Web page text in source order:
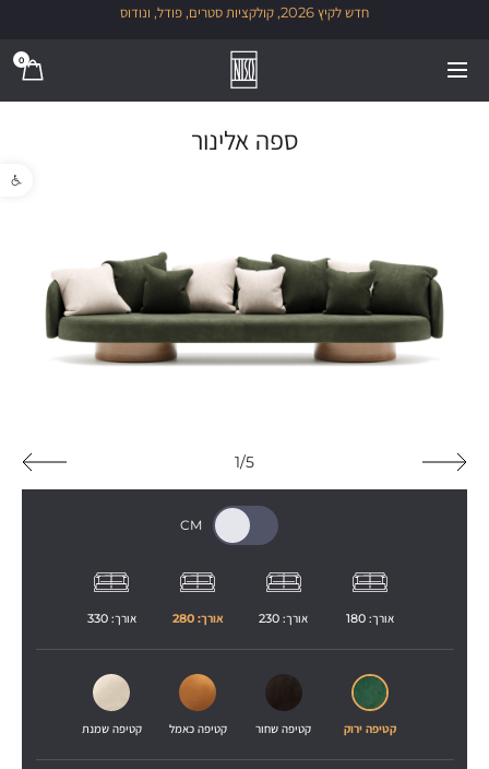
פתח
חדש לקיץ 2026, קולקציות סטרים, פודל, ונודוס
0
ספה אלינור
1/5
אורך: 180 אורך: 230 אורך: 280 אורך: 330
קטיפה ירוק קטיפה שחור קטיפה כאמל קטיפה שמנת